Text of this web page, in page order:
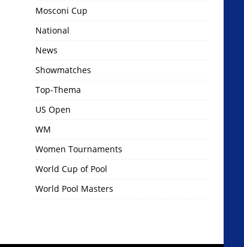
Mosconi Cup
National
News
Showmatches
Top-Thema
US Open
WM
Women Tournaments
World Cup of Pool
World Pool Masters